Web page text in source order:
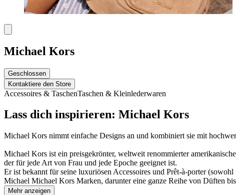
Michael Kors
Geschlossen
Kontaktiere den Store
Accessoires & TaschenTaschen & Kleinlederwaren
Lass dich inspirieren: Michael Kors
Michael Kors nimmt einfache Designs an und kombiniert sie mit
Michael Kors ist ein preisgekrönter, weltweit renommierter
der für jede Art von Frau und jede Epoche geeignet ist.
Er ist bekannt für seine luxuriösen Accessoires und Prêt-à-porter
Michael Michael Kors Marken, darunter eine ganze Reihe von Düften
Mehr anzeigen